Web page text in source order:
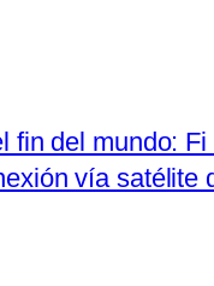
fin del mundo:
vía satélite